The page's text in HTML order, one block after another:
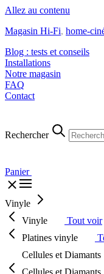
Allez au contenu
Magasin Hi-Fi, home-
Blog : tests et conseils
Installations
Notre magasin
FAQ
Contact
Rechercher
Panier
Vinyle
Vinyle
Tout voir
Platines vinyle
Cellules et Diamants
Cellules et Diamants